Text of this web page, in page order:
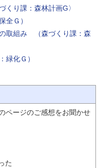
くり課：森林計画G〉
全Ｇ）
取組み （森づくり課：森
化Ｇ）
ページのご感想をお聞かせ
た